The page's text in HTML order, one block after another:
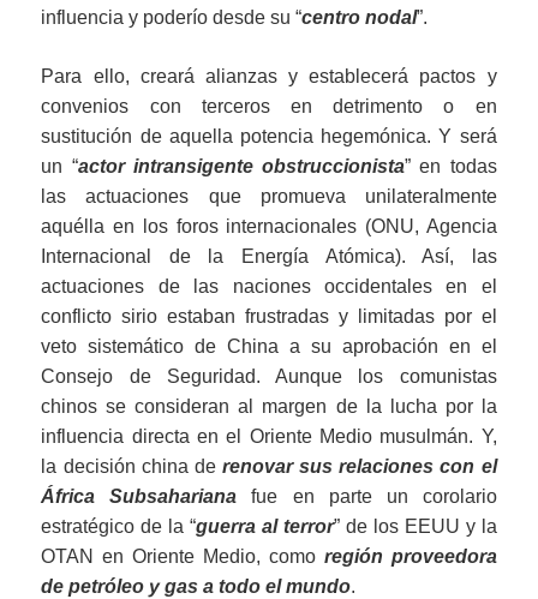
influencia y poderío desde su “centro nodal”.
Para ello, creará alianzas y establecerá pactos y
convenios con terceros en detrimento o en
sustitución de aquella potencia hegemónica. Y será
un “actor intransigente obstruccionista” en todas
las actuaciones que promueva unilateralmente
aquélla en los foros internacionales (ONU, Agencia
Internacional de la Energía Atómica). Así, las
actuaciones de las naciones occidentales en el
conflicto sirio estaban frustradas y limitadas por el
veto sistemático de China a su aprobación en el
Consejo de Seguridad. Aunque los comunistas
chinos se consideran al margen de la lucha por la
influencia directa en el Oriente Medio musulmán. Y,
la decisión china de renovar sus relaciones con el
África Subsahariana fue en parte un corolario
estratégico de la “guerra al terror” de los EEUU y la
OTAN en Oriente Medio, como región proveedora
de petróleo y gas a todo el mundo.